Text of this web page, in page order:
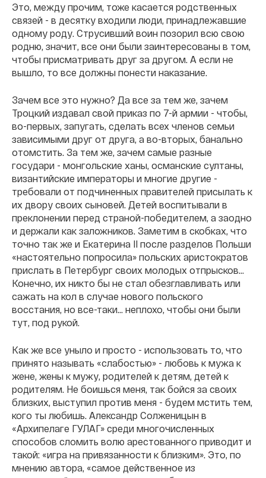
Это, между прочим, тоже касается родственных
связей - в десятку входили люди, принадлежавшие
одному роду. Струсивший воин позорил всю свою
родню, значит, все они были заинтересованы в том,
чтобы присматривать друг за другом. А если не
вышло, то все должны понести наказание.
Зачем все это нужно? Да все за тем же, зачем
Троцкий издавал свой приказ по 7-й армии - чтобы,
во-первых, запугать, сделать всех членов семьи
зависимыми друг от друга, а во-вторых, банально
отомстить. За тем же, зачем самые разные
государи - монгольские ханы, османские султаны,
византийские императоры и многие другие -
требовали от подчиненных правителей присылать к
их двору своих сыновей. Детей воспитывали в
преклонении перед страной-победителем, а заодно
и держали как заложников. Заметим в скобках, что
точно так же и Екатерина II после разделов Польши
«настоятельно попросила» польских аристократов
прислать в Петербург своих молодых отпрысков…
Конечно, их никто бы не стал обезглавливать или
сажать на кол в случае нового польского
восстания, но все-таки… неплохо, чтобы они были
тут, под рукой.
Как же все уныло и просто - использовать то, что
принято называть «слабостью» - любовь к мужа к
жене, жены к мужу, родителей к детям, детей к
родителям. Не боишься меня, так бойся за своих
близких, выступил против меня - будем мстить тем,
кого ты любишь. Александр Солженицын в
«Архипелаге ГУЛАГ» среди многочисленных
способов сломить волю арестованного приводит и
такой: «игра на привязанности к близким». Это, по
мнению автора, «самое действенное из